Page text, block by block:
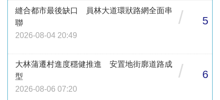
縫合都市最後缺口 員林大道環狀路網全面串
聯
2026-08-04 20:49
/ 5
大林蒲遷村進度穩健推進 安置地街廓道路成
型
2026-08-06 07:20
/ 6